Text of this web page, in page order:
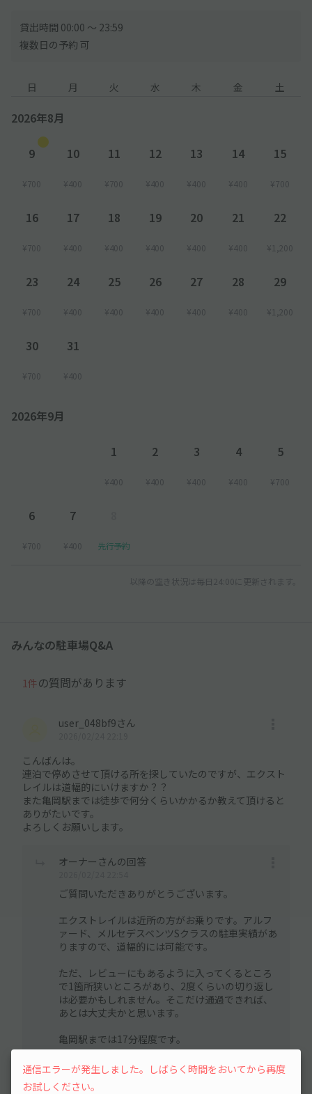
貸出時間 00:00 〜 23:59
複数日の予約 可
日 月 火 水 木 金 土
2026年8月
9
¥700
10
¥400
11
¥700
12
¥400
13
¥400
14
¥400
15
¥700
16
¥700
17
¥400
18
¥400
19
¥400
20
¥400
21
¥400
22
¥1,200
23
¥700
24
¥400
25
¥400
26
¥400
27
¥400
28
¥400
29
¥1,200
30
¥700
31
¥400
2026年9月
1
¥400
2
¥400
3
¥400
4
¥400
5
¥700
6
¥700
7
¥400 先行予約
以降の空き状況は毎日24:00に更新されます。
みんなの駐車場Q&A
1件の質問があります
user_048bf9さん
こんばんは。
連泊で停めさせて頂ける所を探していたのですが、エクスト
レイルは道幅的にいけますか？？
また亀岡駅までは徒歩で何分くらいかかるか教えて頂けると
ありがたいです。
よろしくお願いします。
オーナーさんの回答
ご質問いただきありがとうございます。
エクストレイルは近所の方がお乗りです。アルフ
ァード、メルセデスベンツSクラスの駐車実績があ
りますので、道幅的には可能です。
ただ、レビューにもあるように入ってくるところ
で1箇所狭いところがあり、2度くらいの切り返し
は必要かもしれません。そこだけ通過できれば、
あとは大丈夫かと思います。
亀岡駅までは17分程度です。
ご検討よろしくお願いします。
通信エラーが発生しました。しばらく時間をおいてから再度
お試しください。